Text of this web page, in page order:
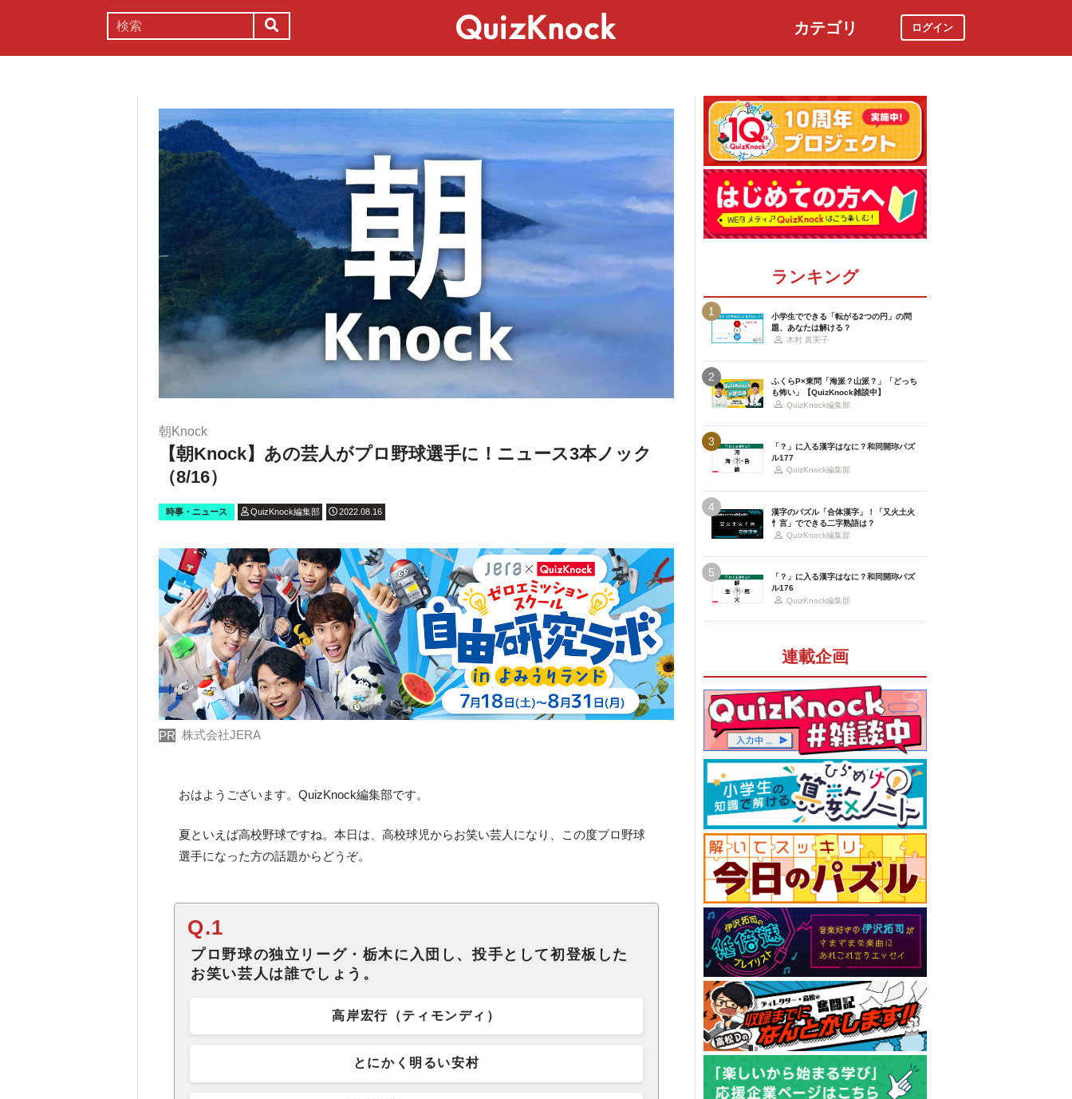
カテゴリ ログイン
朝Knock
【朝Knock】あの芸人がプロ野球選手に！ニュース3本ノック
（8/16）
時事・ニュース QuizKnock編集部 2022.08.16
PR 株式会社JERA
おはようございます。QuizKnock編集部です。
夏といえば高校野球ですね。本日は、高校球児からお笑い芸人になり、この度プロ野球
選手になった方の話題からどうぞ。
Q.1
プロ野球の独立リーグ・栃木に入団し、投手として初登板した
お笑い芸人は誰でしょう。
高岸宏行（ティモンディ）
とにかく明るい安村
ランキング
1
小学生でできる「転がる2つの円」の問
題、あなたは解ける？
木村 真実子
2
ふくらP×東問「海派？山派？」「どっち
も怖い」【QuizKnock雑談中】
QuizKnock編集部
3
「？」に入る漢字はなに？和同開珎パズ
ル177
QuizKnock編集部
4
漢字のパズル「合体漢字」！「又火土火
忄言」でできる二字熟語は？
QuizKnock編集部
5
「？」に入る漢字はなに？和同開珎パズ
ル176
QuizKnock編集部
連載企画